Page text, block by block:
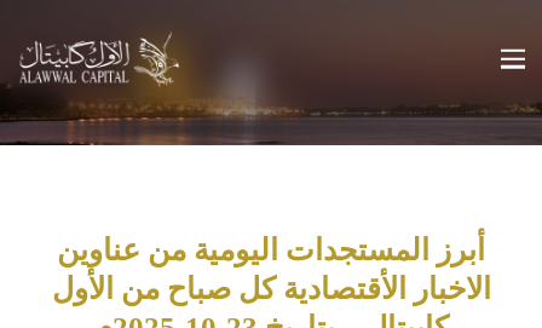
أبرز المستجدات اليومية من عناوين
الاخبار الأقتصادية كل صباح من الأول